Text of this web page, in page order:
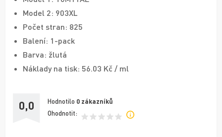
Model 2: 903XL
Počet stran: 825
Balení: 1-pack
Barva: žlutá
Náklady na tisk: 56.03 Kč / ml
0,0 Hodnotilo 0 zákazníků
Ohodnotit: